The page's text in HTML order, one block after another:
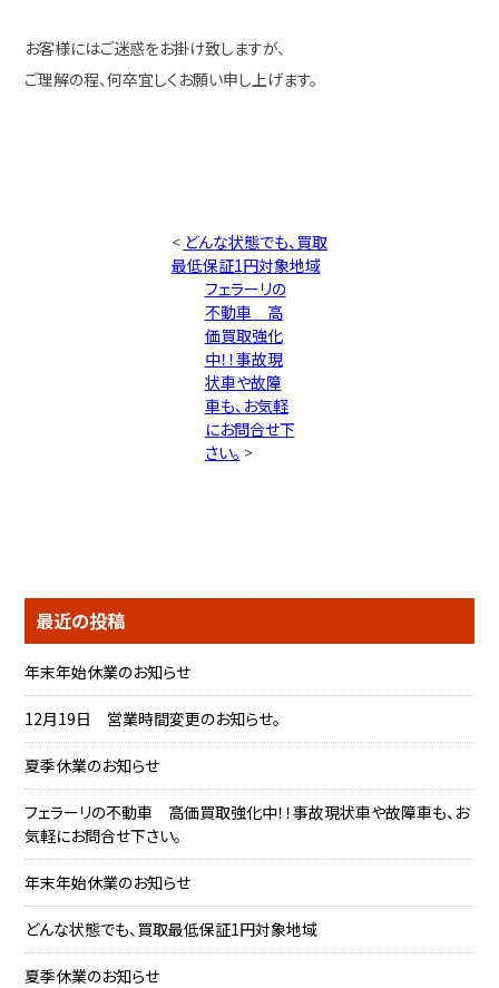
お客様にはご迷惑をお掛け致しますが、
ご理解の程、何卒宜しくお願い申し上げます。
< どんな状態でも、買取
最低保証1円対象地域
フェラーリの
不動車 高
価買取強化
中！！事故現
状車や故障
車も、お気軽
にお問合せ下
さい。 >
最近の投稿
年末年始休業のお知らせ
12月19日 営業時間変更のお知らせ。
夏季休業のお知らせ
フェラーリの不動車 高価買取強化中！！事故現状車や故障車も、お
気軽にお問合せ下さい。
年末年始休業のお知らせ
どんな状態でも、買取最低保証1円対象地域
夏季休業のお知らせ